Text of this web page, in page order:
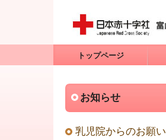
トップページ
お知らせ
乳児院からのお願い